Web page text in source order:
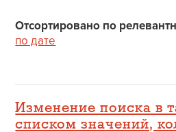
Отсортировано по
по дате
Изменение поиска в
списком значений,